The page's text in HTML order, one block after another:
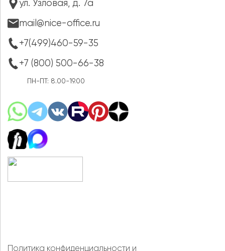
ул. Узловая, д. 7а
mail@nice-office.ru
+7(499)460-59-35
+7 (800) 500-66-38
ПН-ПТ: 8.00-19.00
Политика конфиденциальности и